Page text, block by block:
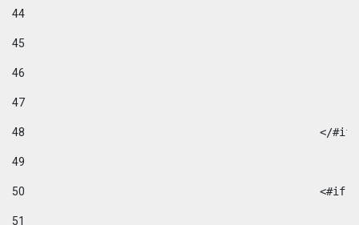
44
45
46
47
48
49
50
51